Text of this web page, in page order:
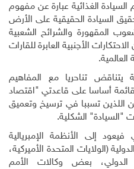
الغذائية عبارة عن مفهوم
السيادة الحقيقية على الأرض
المقهورة والشرائح الشعبية
الأجنبية العابرة للقارات
العالمية.
يتناقض تناحريا مع المفاهيم
أساسا على قاعدتي "اقتصاد
اللذين تسببا في ترسيخ وتعميق
"السيادة" الشكلية.
إلى الأنظمة الإمبريالية
(الولايات المتحدة الأميركية،
الدولي، بعض وكالات الأمم